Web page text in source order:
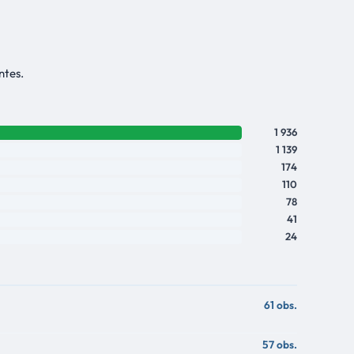
1 936
1 139
174
110
78
41
24
61 obs.
57 obs.